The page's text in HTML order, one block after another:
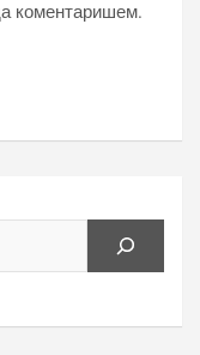
коментаришем.